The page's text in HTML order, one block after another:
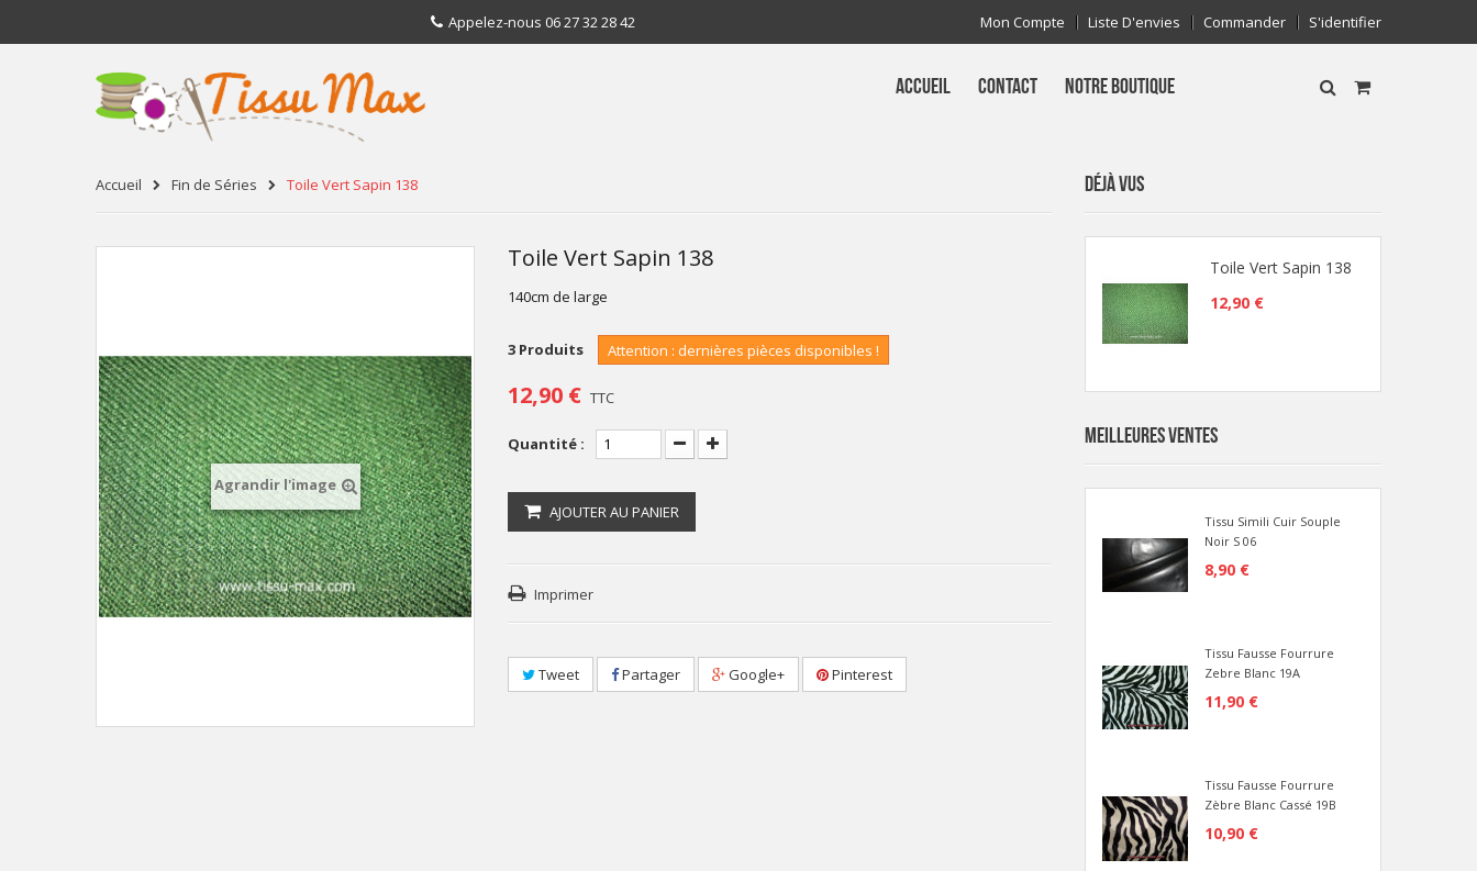
Mon Compte Liste D'envies Commander S'identifier
Appelez-nous 06 27 32 28 42
ACCUEIL CONTACT NOTRE BOUTIQUE
Accueil Fin de Séries Toile Vert Sapin 138
Agrandir l'image
Toile Vert Sapin 138
140cm de large
3 Produits Attention : dernières pièces disponibles !
12,90 € TTC
Quantité :
AJOUTER AU PANIER
Imprimer
Tweet Partager Google+ Pinterest
DÉJÀ VUS
Toile Vert Sapin 138
12,90 €
MEILLEURES VENTES
Tissu Simili Cuir Souple
Noir S 06
8,90 €
Tissu Fausse Fourrure
Zebre Blanc 19A
11,90 €
Tissu Fausse Fourrure
Zèbre Blanc Cassé 19B
10,90 €